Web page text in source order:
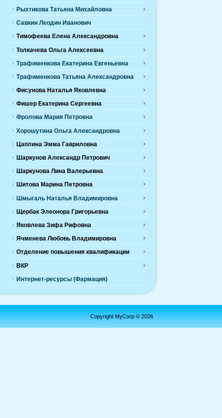
Рыхтикова Татьяна Михайловна
Савкин Леодин Иванович
Тимофеева Елена Александровна
Толкачева Ольга Алексеевна
Трафименкова Екатерина Евгеньевна
Трафименкова Татьяна Александровна
Фисунова Наталья Яковлевна
Фишер Екатерина Сергеевна
Фролова Мария Петровна
Хорошутина Ольга Александровна
Цаплина Эмма Гавриловна
Шаркунов Александр Петрович
Шаркунова Лина Валерьевна
Шитова Марина Петровна
Шмыгаль Наталья Владимировна
Щербак Элеонора Григорьевна
Яковлева Зифа Рифовна
Ячменева Любовь Владимировна
Отделение повышения квалификации
ВКР
Интернет-ресурсы (Фармация)
Copyright MyCorp © 2026